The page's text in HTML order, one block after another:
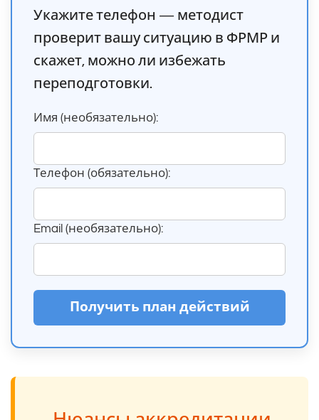
Укажите телефон — методист
проверит вашу ситуацию в ФРМР и
скажет, можно ли избежать
переподготовки.
Имя (необязательно):
Телефон (обязательно):
Email (необязательно):
Получить план действий